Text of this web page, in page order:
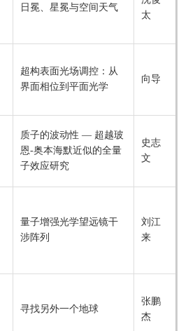
日冕、星冕与空间天气
太
超构表面光场调控：从
界面相位到平面光学
向导
质子的波动性 — 超越玻
恩-奥本海默近似的全量
子效应研究
史志
文
量子增强光学望远镜干
涉阵列
刘江
来
寻找另外一个地球
张鹏
杰